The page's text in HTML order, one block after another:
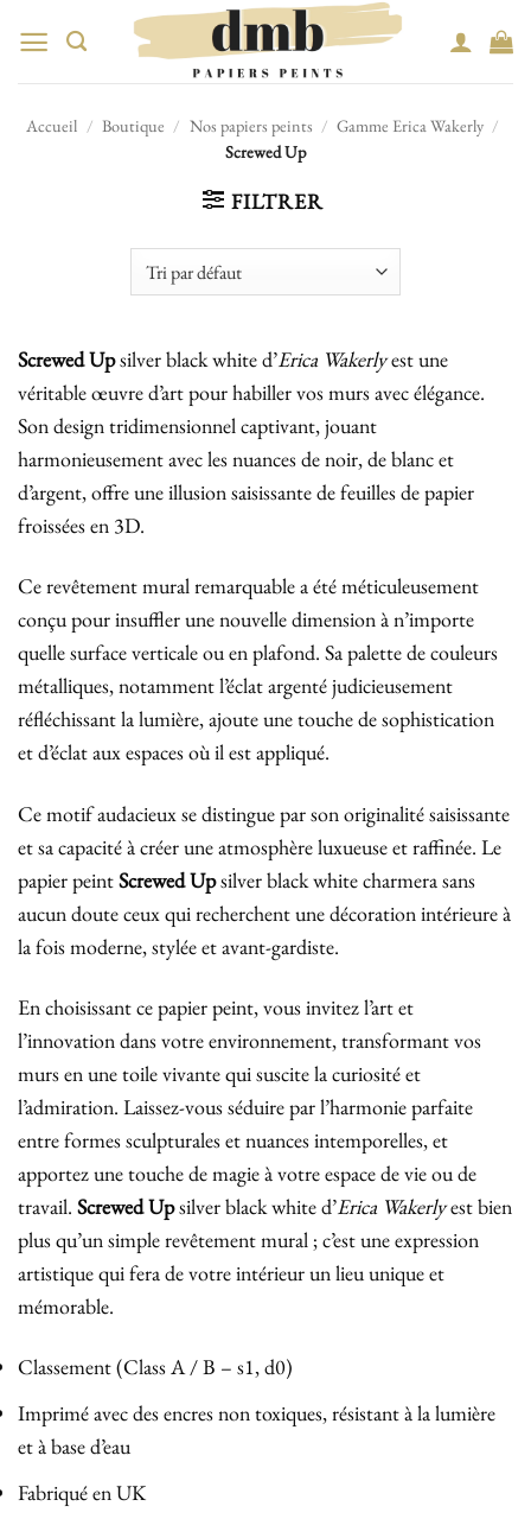
contenu
Accueil / Boutique / Nos papiers peints / Gamme Erica Wakerly /
Screwed Up
FILTRER
Screwed Upsilver black white d’Erica Wakerlyest une
véritable œuvre d’art pour habiller vos murs avec élégance.
Son design tridimensionnel captivant, jouant
harmonieusement avec les nuances de noir, de blanc et
d’argent, offre une illusion saisissante de feuilles de papier
froissées en 3D.
Ce revêtement mural remarquable a été méticuleusement
conçu pour insuffler une nouvelle dimension à n’importe
quelle surface verticale ou en plafond. Sa palette de couleurs
métalliques, notamment l’éclat argenté judicieusement
réfléchissant la lumière, ajoute une touche de sophistication
et d’éclat aux espaces où il est appliqué.
Ce motif audacieux se distingue par son originalité saisissante
et sa capacité à créer une atmosphère luxueuse et raffinée. Le
papier peintScrewed Upsilver black white charmera sans
aucun doute ceux qui recherchent une décoration intérieure à
la fois moderne, stylée et avant-gardiste.
En choisissant ce papier peint, vous invitez l’art et
l’innovation dans votre environnement, transformant vos
murs en une toile vivante qui suscite la curiosité et
l’admiration. Laissez-vous séduire par l’harmonie parfaite
entre formes sculpturales et nuances intemporelles, et
apportez une touche de magie à votre espace de vie ou de
travail. Screwed Upsilver black white d’Erica Wakerlyest bien
plus qu’un simple revêtement mural ; c’est une expression
artistique qui fera de votre intérieur un lieu unique et
mémorable.
Classement (Class A / B – s1, d0)
Imprimé avec des encres non toxiques, résistant à la lumière
et à base d’eau
Fabriqué en UK